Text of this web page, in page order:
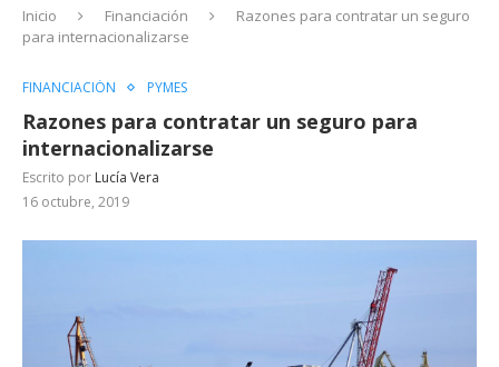
Inicio Financiación
Razones para contratar un seguro
para internacionalizarse
FINANCIACIÓN PYMES
Razones para contratar un seguro para
internacionalizarse
Escrito por Lucía Vera
16 octubre, 2019